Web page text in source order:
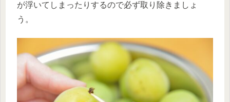
が浮いてしまったりするので必ず取り除きましょ
う。